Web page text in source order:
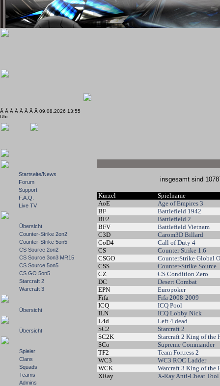
Â Â Â Â Â Â Â Â 09.08.2026 13:55
Uhr
Startseite/News
Forum
Support
F.A.Q.
Live TV
Übersicht
Counter-Strike 2on2
Counter-Strike 5on5
CS Source 2on2
CS Source 3on3 MR15
CS Source 5on5
CS GO 5on5
Starcraft 2
Warcraft 3
Übersicht
Übersicht
Spieler
Clans
Squads
Teams
Admins
insgesamt sind
Kürzel
Spielname
AoE
Age of Empires 3
BF
Battlefield 1942
BF2
Battlefield 2
BFV
Battlefield Vietnam
C3D
Carom3D Billard
CoD4
Call of Duty 4
CS
Counter Strike 1.6
CSGO
CounterStrike Global
CSS
Counter-Strike Source
CZ
CS Condition Zero
DC
Desert Combat
EPN
Europoker
Fifa
Fifa 2008-2009
ICQ
ICQ Pool
ILN
ICQ Lobby Nick
L4d
Left 4 dead
SC2
Starcraft 2
SC2K
Starcraft 2 King of the
SCo
Supreme Commander
TF2
Team Fortress 2
WC3
WC3 ROC Ladder
WCK
Warcraft 3 King of the
XRay
X-Ray Anti-Cheat Tool